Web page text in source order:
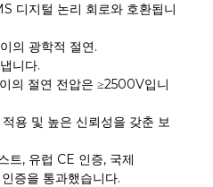
디지털 논리 회로와 호환됩니
의 광학적 절연.
니다.
의 절연 전압은 ≥2500V입니
용 및 높은 신뢰성을 갖춘 보
트, 유럽 CE 인증, 국제
증을 통과했습니다.